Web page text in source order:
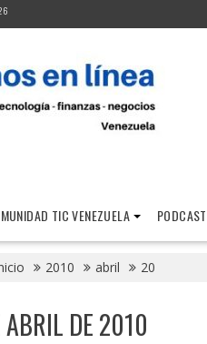
TIC VENEZUELA PODCAST
2010 abril 20
DE 2010